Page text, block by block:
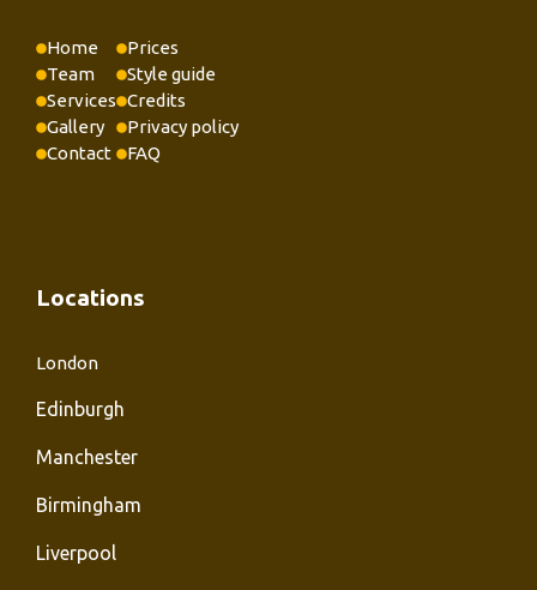
Home
Team
Services
Gallery
Contact
Prices
Style guide
Credits
Privacy policy
FAQ
Locations
London
Edinburgh
Manchester
Birmingham
Liverpool